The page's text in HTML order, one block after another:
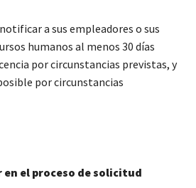
a sus empleadores o sus
humanos al menos 30 días
por circunstancias previstas, y
por circunstancias
en el proceso de solicitud